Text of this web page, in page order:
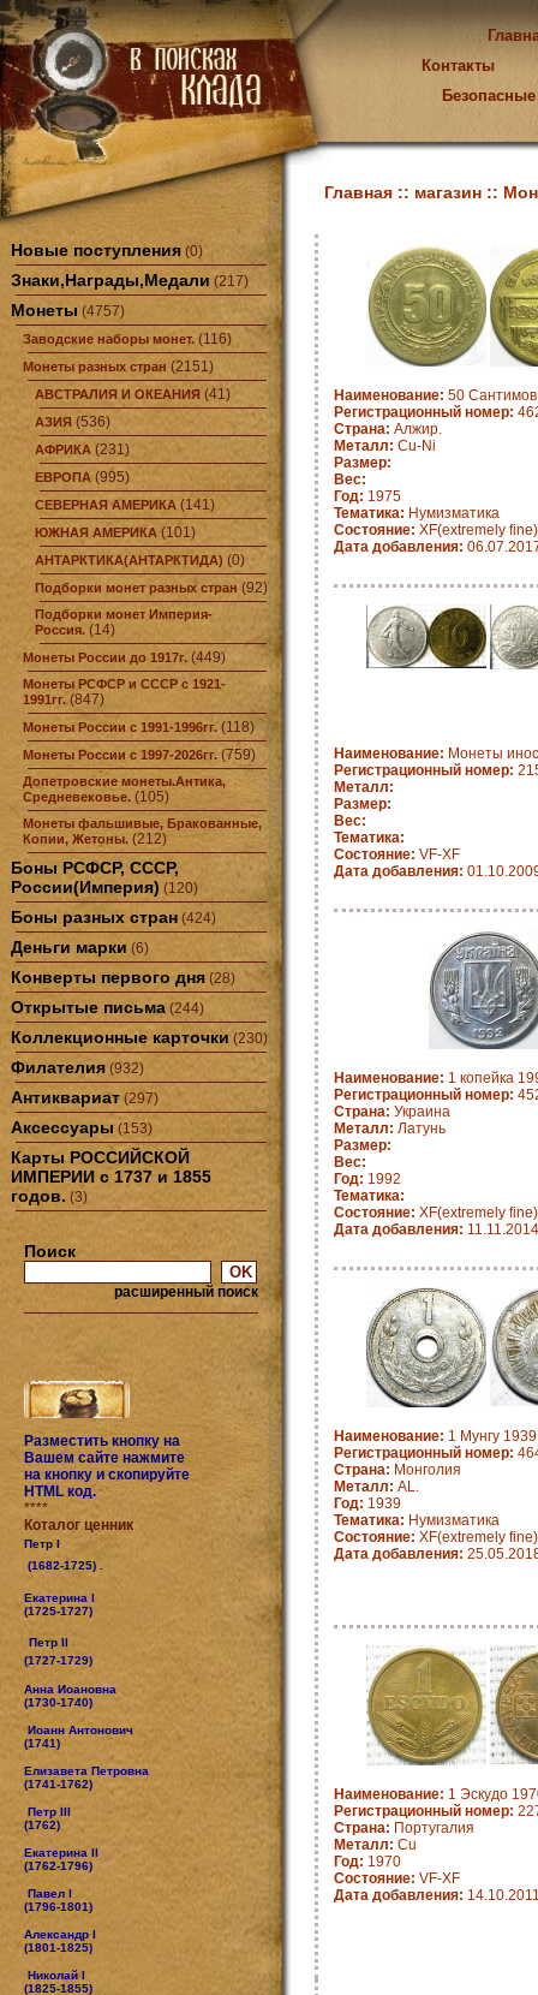
Контакты
Новые поступления (0)
Знаки,Награды,Медали (217)
Монеты (4757)
Заводские наборы монет. (116)
Монеты разных стран (2151)
АВСТРАЛИЯ И ОКЕАНИЯ (41)
АЗИЯ (536)
АФРИКА (231)
ЕВРОПА (995)
СЕВЕРНАЯ АМЕРИКА (141)
ЮЖНАЯ АМЕРИКА (101)
АНТАРКТИКА(АНТАРКТИДА) (0)
Подборки монет разных стран (92)
Подборки монет Империя-
Россия. (14)
Монеты России до 1917г. (449)
Монеты РСФСР и СССР с 1921-
1991гг. (847)
Монеты России с 1991-1996гг. (118)
Монеты России с 1997-2026гг. (759)
Допетровские монеты.Антика,
Средневековье. (105)
Монеты фальшивые, Бракованные,
Копии, Жетоны. (212)
Боны РСФСР, СССР,
России(Империя) (120)
Боны разных стран (424)
Деньги марки (6)
Конверты первого дня (28)
Открытые письма (244)
Коллекционные карточки (230)
Филателия (932)
Антиквариат (297)
Аксессуары (153)
Карты РОССИЙСКОЙ
ИМПЕРИИ с 1737 и 1855
годов. (3)
Поиск
расширенный поиск
Разместить кнопку на
Вашем сайте нажмите
на кнопку и скопируйте
HTML код.
****
Коталог ценник
Петр I
(1682-1725) .
Екатерина I
(1725-1727)
Петр II
(1727-1729)
Анна Иоановна
(1730-1740)
Иоанн Антонович
(1741)
Елизавета Петровна
(1741-1762)
Петр III
(1762)
Екатерина II
(1762-1796)
Павел I
(1796-1801)
Александр I
(1801-1825)
Николай I
(1825-1855)
Главная :: магазин ::
Наименование: 50 Сантимов
Регистрационный номер:
Страна: Алжир.
Металл: Cu-Ni
Размер:
Вес:
Год: 1975
Тематика: Нумизматика
Состояние: XF(extremely fine)
Дата добавления:
Наименование: Монеты
Регистрационный номер:
Металл:
Размер:
Вес:
Тематика:
Состояние: VF-XF
Дата добавления:
Наименование: 1 копейка
Регистрационный номер:
Страна: Украина
Металл: Латунь
Размер:
Вес:
Год: 1992
Тематика:
Состояние: XF(extremely fine)
Дата добавления: 11.11.2014
Наименование: 1 Мунгу 1939
Регистрационный номер:
Страна: Монголия
Металл: AL.
Год: 1939
Тематика: Нумизматика
Состояние: XF(extremely fine)
Дата добавления:
Наименование: 1 Эскудо
Регистрационный номер:
Страна: Португалия
Металл: Cu
Год: 1970
Состояние: VF-XF
Дата добавления: